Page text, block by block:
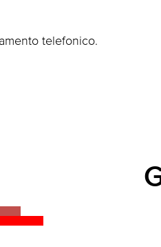
telefonico.